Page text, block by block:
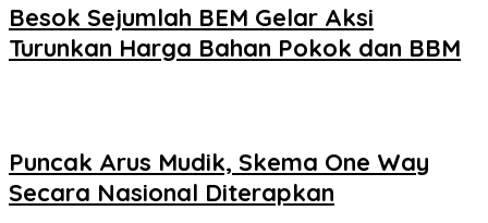
Besok Sejumlah BEM Gelar Aksi
Turunkan Harga Bahan Pokok dan BBM
Puncak Arus Mudik, Skema One Way
Secara Nasional Diterapkan